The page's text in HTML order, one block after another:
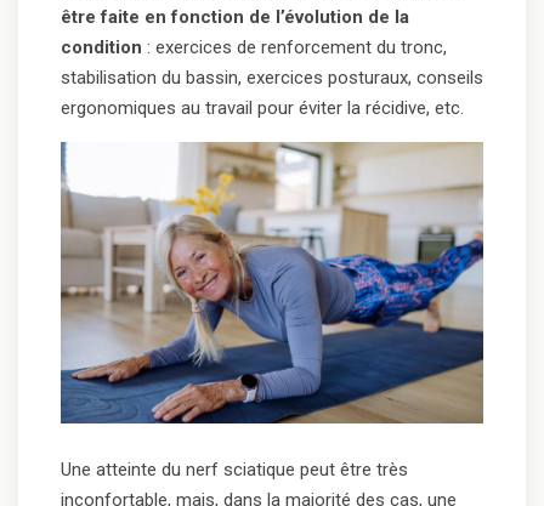
être faite en fonction de l’évolution de la
condition : exercices de renforcement du tronc,
stabilisation du bassin, exercices posturaux, conseils
ergonomiques au travail pour éviter la récidive, etc.
Une atteinte du nerf sciatique peut être très
inconfortable, mais, dans la majorité des cas, une